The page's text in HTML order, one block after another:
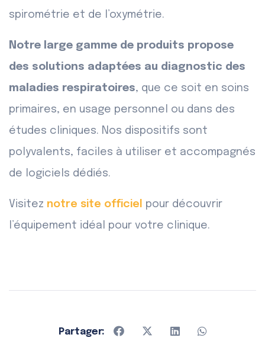
spirométrie et de l’oxymétrie.
Notre large gamme de produits propose
des solutions adaptées au diagnostic des
maladies respiratoires, que ce soit en soins
primaires, en usage personnel ou dans des
études cliniques. Nos dispositifs sont
polyvalents, faciles à utiliser et accompagnés
de logiciels dédiés.
Visitez notre site officiel
pour découvrir
l’équipement idéal pour votre clinique.
Partager: